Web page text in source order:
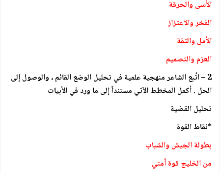
الأسى والحرقة
الفخر والاعتزاز
الأمل والثقة
العزم والتصميم
2 – اتَّبع الشاعر منهجية علمية في تحليل الوضع القائم ، والوصول إلى
الحل . أكمل المخطط الآتي مستنداً إلى ما ورد في الأبيات
تحليل القضية
*نقاط القوة
بطولة الجيش والشباب
من الخليج قوة أمتي